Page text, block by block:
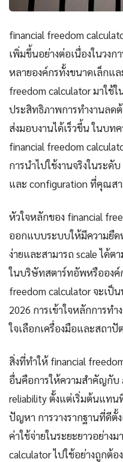
financial freedom
เพิ่มขึ้นอย่างต่อเนื่องในวงก
หลายองค์กรทั้งขนาดเล็กแ
freedom calculator มาใช้
ประสิทธิภาพการทำงานล
ส่งมอบงานได้เร็วขึ้น ในบ
financial freedom
การนำไปใช้งานจริงในระดั
และ configuration ที่คุณส
หัวใจหลักของ financial
ออกแบบระบบให้มีความยืด
ง่ายและสามารถ scale ได้ต
ในบริษัทสตาร์ทอัพหรือองค์
freedom calculator จะเ
2026 การเข้าใจหลักการท
ใจเลือกเครื่องมือและสถาปั
สิ่งที่ทำให้ financial
อื่นคือการให้ความสำคัญกับ
reliability ตั้งแต่เริ่มต้นแทน
ปัญหา การวางรากฐานที่ดีตั้
ค่าใช้จ่ายในระยะยาวอย่าง
calculator ไปใช้อย่างถูกต้อ